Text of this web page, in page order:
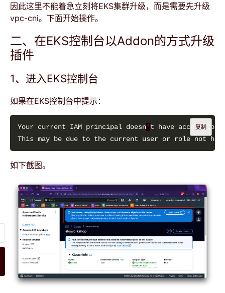
因此这里不能着急立刻将EKS集群升级，而是需要先升级
vpc-cni。下面开始操作。
二、在EKS控制台以Addon的方式升级
插件
1、进入EKS控制台
如果在EKS控制台中提示：
Your current IAM principal doesn' 复制
如下截图。